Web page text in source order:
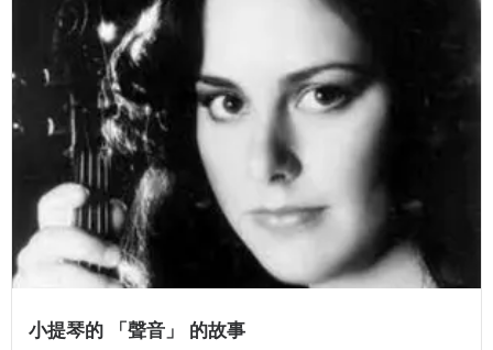
小提琴的 「聲音」 的故事